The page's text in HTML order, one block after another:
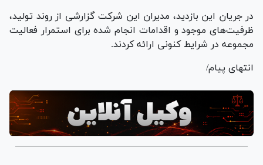
در جریان این بازدید، مدیران این شرکت گزارشی از روند تولید،
ظرفیت‌های موجود و اقدامات انجام شده برای استمرار فعالیت
مجموعه در شرایط کنونی ارائه کردند.
انتهای پیام/